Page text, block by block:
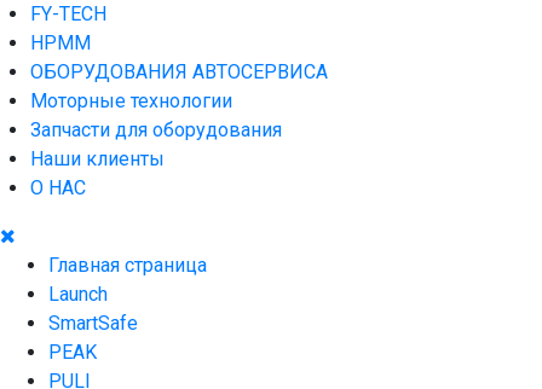
FY-TECH
HPMM
ОБОРУДОВАНИЯ АВТОСЕРВИСА
Моторные технологии
Запчасти для оборудования
Наши клиенты
О НАС
Главная страница
Launch
SmartSafe
PEAK
PULI